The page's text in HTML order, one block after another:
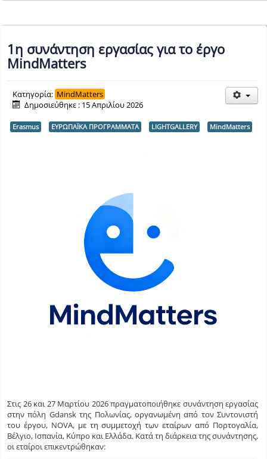
1η συνάντηση εργασίας για το έργο
MindMatters
Κατηγορία: MindMatters
Δημοσιεύθηκε : 15 Απριλίου 2026
Erasmus ΕΥΡΩΠΑΪΚΑ ΠΡΟΓΡΑΜΜΑΤΑ LIGHTGALLERY MindMatters
Στις 26 και 27 Μαρτίου 2026 πραγματοποιήθηκε συνάντηση εργασίας
στην πόλη Gdansk της Πολωνίας, οργανωμένη από τον Συντονιστή
του έργου, NOVA, με τη συμμετοχή των εταίρων από Πορτογαλία,
Βέλγιο, Ισπανία, Κύπρο και Ελλάδα. Κατά τη διάρκεια της συνάντησης,
οι εταίροι επικεντρώθηκαν: